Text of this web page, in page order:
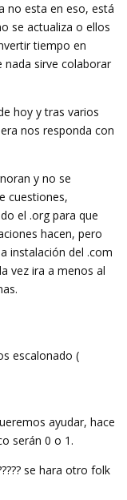
no esta en eso, está
se actualiza o ellos
tiempo en
sirve colaborar
hoy y tras varios
nos responda con
y no se
cuestiones,
el .org para que
hacen, pero
instalación del .com
vez ira a menos al
escalonado (
ayudar, hace
serán 0 o 1.
se hara otro folk